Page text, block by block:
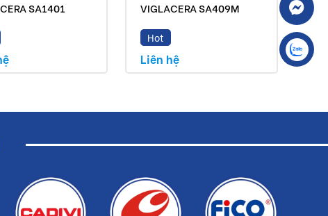
SA1401
VIGLACERA SA409M
Hot
Liên hệ